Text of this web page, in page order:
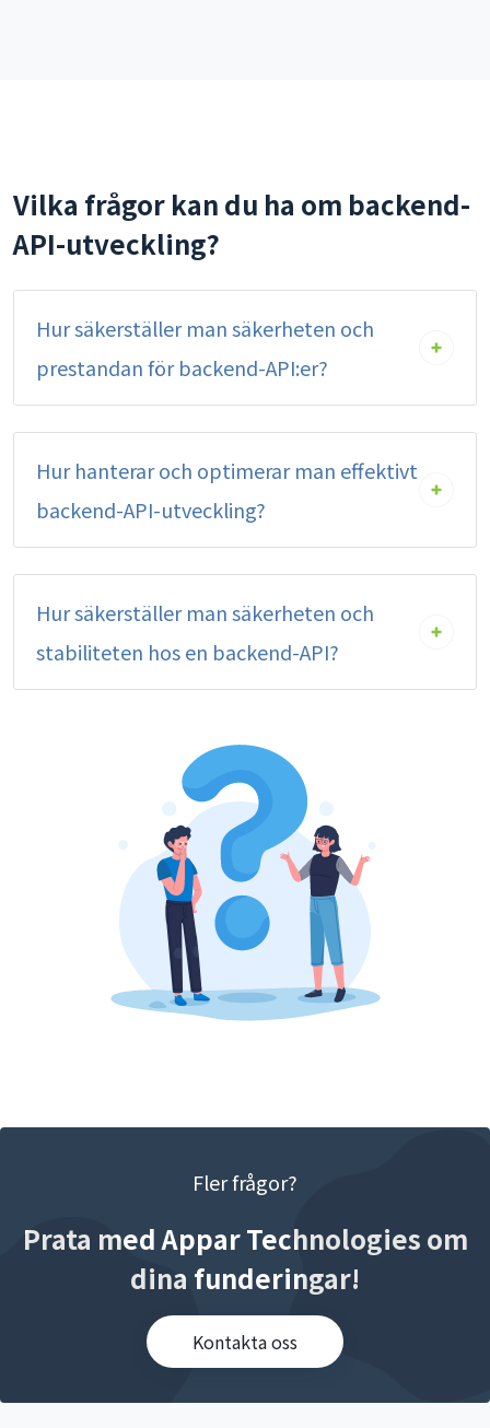
Vilka frågor kan du ha om backend-
API-utveckling?
Hur säkerställer man säkerheten och
prestandan för backend-API:er?
Hur hanterar och optimerar man effektivt
backend-API-utveckling?
Hur säkerställer man säkerheten och
stabiliteten hos en backend-API?
Fler frågor?
Prata med Appar Technologies om
dina funderingar!
Kontakta oss